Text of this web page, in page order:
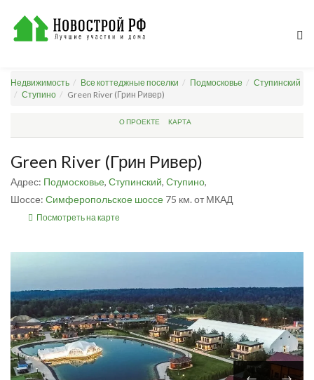
Недвижимость Все коттеджные поселки Подмосковье
Ступинский
Ступино
Green River (Грин Ривер)
О ПРОЕКТЕ КАРТА
Green River (Грин Ривер)
Адрес: Подмосковье, Ступинский, Ступино,
Шоссе: Симферопольское шоссе 75 км. от МКАД
Посмотреть на карте